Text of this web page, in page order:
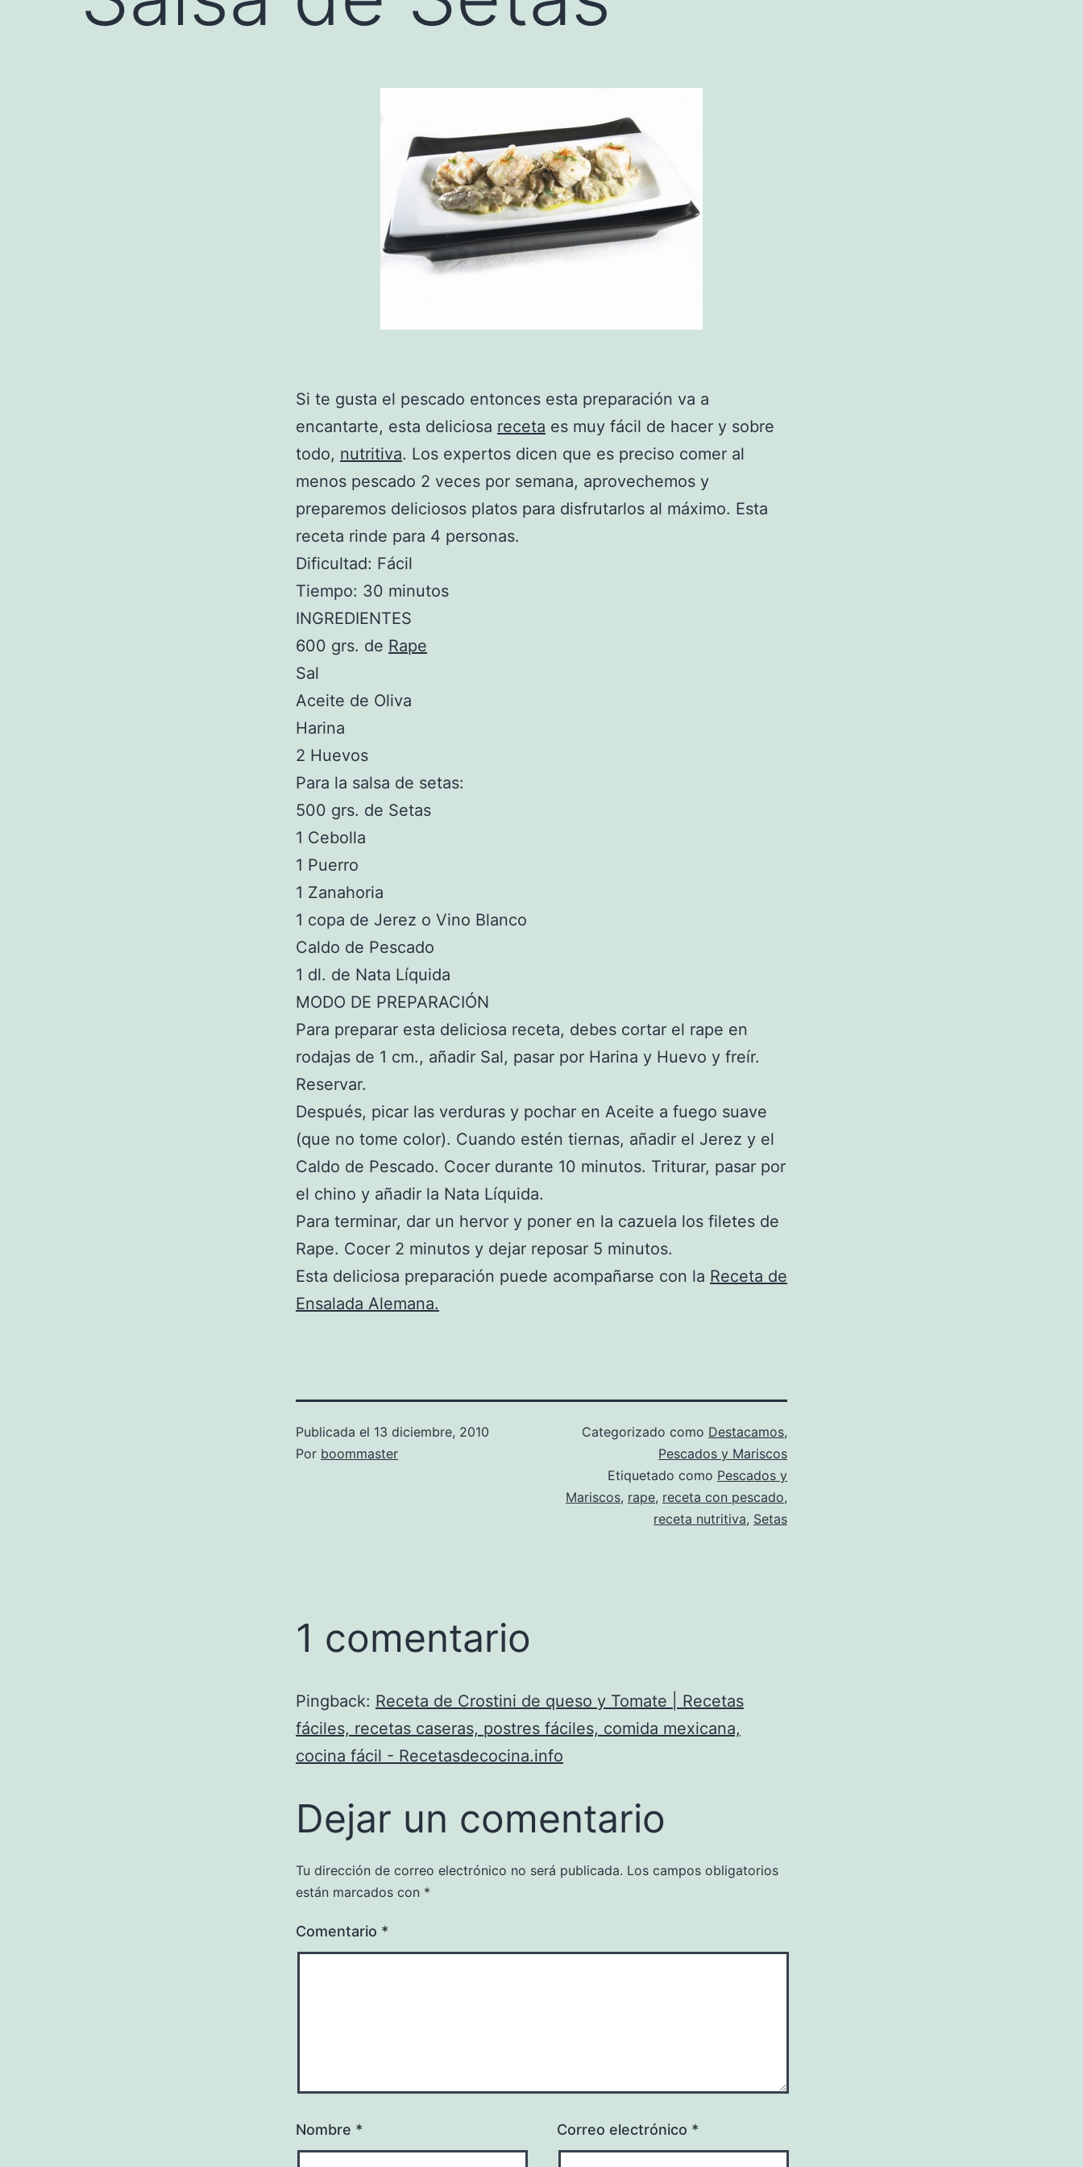
Si te gusta el pescado entonces esta preparación va a
encantarte, esta deliciosa receta es muy fácil de hacer y sobre
todo, nutritiva. Los expertos dicen que es preciso comer al
menos pescado 2 veces por semana, aprovechemos y
preparemos deliciosos platos para disfrutarlos al máximo. Esta
receta rinde para 4 personas.
Dificultad: Fácil
Tiempo: 30 minutos
INGREDIENTES
600 grs. de Rape
Sal
Aceite de Oliva
Harina
2 Huevos
Para la salsa de setas:
500 grs. de Setas
1 Cebolla
1 Puerro
1 Zanahoria
1 copa de Jerez o Vino Blanco
Caldo de Pescado
1 dl. de Nata Líquida
MODO DE PREPARACIÓN
Para preparar esta deliciosa receta, debes cortar el rape en
rodajas de 1 cm., añadir Sal, pasar por Harina y Huevo y freír.
Reservar.
Después, picar las verduras y pochar en Aceite a fuego suave
(que no tome color). Cuando estén tiernas, añadir el Jerez y el
Caldo de Pescado. Cocer durante 10 minutos. Triturar, pasar por
el chino y añadir la Nata Líquida.
Para terminar, dar un hervor y poner en la cazuela los filetes de
Rape. Cocer 2 minutos y dejar reposar 5 minutos.
Esta deliciosa preparación puede acompañarse con la Receta de
Ensalada Alemana.
Publicada el 13 diciembre, 2010
Por boommaster
Categorizado como Destacamos,
Pescados y Mariscos
Etiquetado como Pescados y
Mariscos, rape, receta con pescado,
receta nutritiva, Setas
1 comentario
Pingback: Receta de Crostini de queso y Tomate | Recetas
fáciles, recetas caseras, postres fáciles, comida mexicana,
cocina fácil - Recetasdecocina.info
Dejar un comentario
Tu dirección de correo electrónico no será publicada. Los campos obligatorios
están marcados con *
Comentario *
Nombre * Correo electrónico *